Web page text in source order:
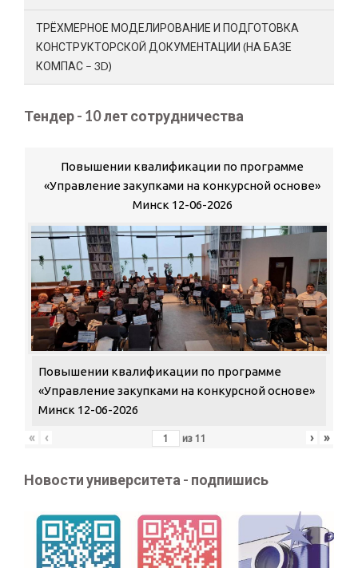
ТРЁХМЕРНОЕ МОДЕЛИРОВАНИЕ И ПОДГОТОВКА
КОНСТРУКТОРСКОЙ ДОКУМЕНТАЦИИ (НА БАЗЕ
КОМПАС – 3D)
Тендер - 10 лет сотрудничества
Повышении квалификации по программе
«Управление закупками на конкурсной основе»
Минск 12-06-2026
Повышении квалификации по программе
«Управление закупками на конкурсной основе»
Минск 12-06-2026
« ‹ из 11 › »
Новости университета - подпишись